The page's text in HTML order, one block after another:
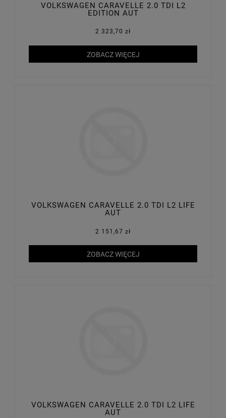
VOLKSWAGEN CARAVELLE 2.0 TDI L2
EDITION AUT
2 323,70 zł
ZOBACZ WIĘCEJ
VOLKSWAGEN CARAVELLE 2.0 TDI L2 LIFE
AUT
2 151,67 zł
ZOBACZ WIĘCEJ
VOLKSWAGEN CARAVELLE 2.0 TDI L2 LIFE
AUT